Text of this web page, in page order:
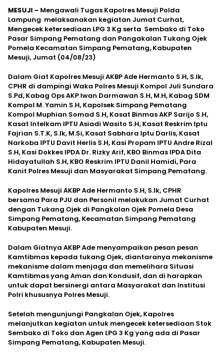
MESUJI – Mengawali Tugas Kapolres Mesuji Polda
Lampung melaksanakan kegiatan Jumat Curhat,
Mengecek ketersediaan LPG 3 Kg serta Sembako di Toko
Pasar Simpang Pematang dan Pangakalan Tukang Ojek
Pomela Kecamatan Simpang Pematang, Kabupaten
Mesuji, Jumat (04/08/23)
Dalam Giat Kapolres Mesuji AKBP Ade Hermanto S.H, S.Ik,
CPHR di dampingi Waka Polres Mesuji Kompol Juli Sundara
S.Pd, Kabag Ops AKP Iwan Darmawan S.H, M.H, Kabag SDM
Kompol M. Yamin S.H, Kapolsek Simpang Pematang
Kompol Muphian Somad S.H, Kasat Binmas AKP Sarijo S.H,
Kasat Intelkam IPTU Asiadi Wasito S.H, Kasat Reskrim Iptu
Fajrian S.T.K, S.Ik, M.Si, Kasat Sabhara Iptu Darlis, Kasat
Narkoba IPTU Davit Herlis S.H, Kasi Propam IPTU Andre Rizal
S.H, Kasi Dokkes IPDA Dr. Rizky Arif, KBO Binmas IPDA Dita
Hidayatullah S.H, KBO Reskrim IPTU Danil Hamidi, Para
Kanit Polres Mesuji dan Masyarakat Simpang Pematang.
Kapolres Mesuji AKBP Ade Hermanto S.H, S.Ik, CPHR
bersama Para PJU dan Personil melakukan Jumat Curhat
dengan Tukang Ojek di Pangkalan Ojek Pomela Desa
Simpang Pematang, Kecamatan Simpang Pematang
Kabupaten Mesuji.
Dalam Giatnya AKBP Ade menyampaikan pesan pesan
Kamtibmas kepada tukang Ojek, diantaranya mekanisme
mekanisme dalam menjaga dan memelihara Situasi
Kamtibmas yang Aman dan Kondusif, dan di harapkan
untuk dapat bersinergi antara Masyarakat dan Institusi
Polri khususnya Polres Mesuji.
Setelah mengunjungi Pangkalan Ojek, Kapolres
melanjutkan kegiatan untuk mengecek ketersediaan Stok
Sembako di Toko dan Agen LPG 3 Kg yang ada di Pasar
Simpang Pematang, Kabupaten Mesuji.